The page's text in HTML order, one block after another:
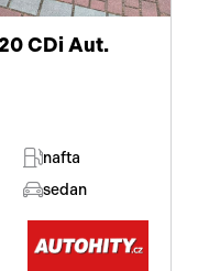
CDi Aut.
nafta
sedan